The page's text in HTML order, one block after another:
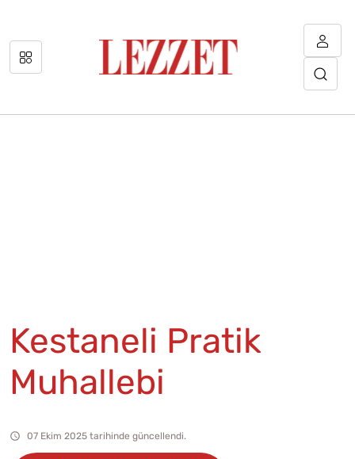
Kestaneli Pratik
Muhallebi
07 Ekim 2025 tarihinde güncellendi.